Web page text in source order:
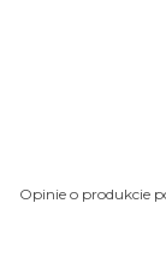
Opinie o produkcie